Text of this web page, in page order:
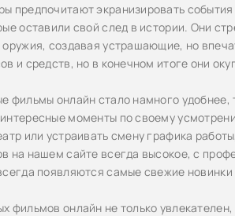
предпочитают экранизировать
оставили свой след в истории. Они
оружия, создавая устрашающие, но
и средств, но в конечном итоге они
фильмы онлайн стало намного удобнее,
моменты по своему
или устраивать смену графика
на нашем сайте всегда высокое, с
появляются самые свежие
фильмов онлайн не только